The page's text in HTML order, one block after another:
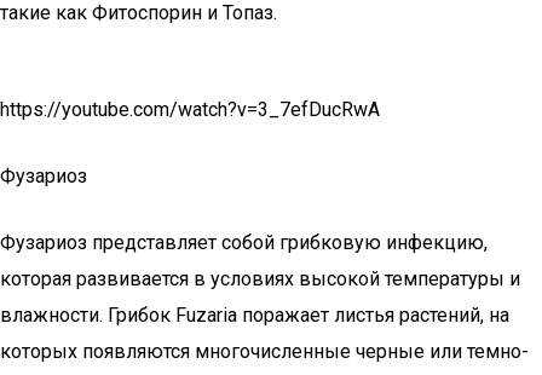
такие как Фитоспорин и Топаз.
https://youtube.com/watch?v=3_7efDucRwA
Фузариоз
Фузариоз представляет собой грибковую инфекцию,
которая развивается в условиях высокой температуры и
влажности. Грибок Fuzaria поражает листья растений, на
которых появляются многочисленные черные или темно-